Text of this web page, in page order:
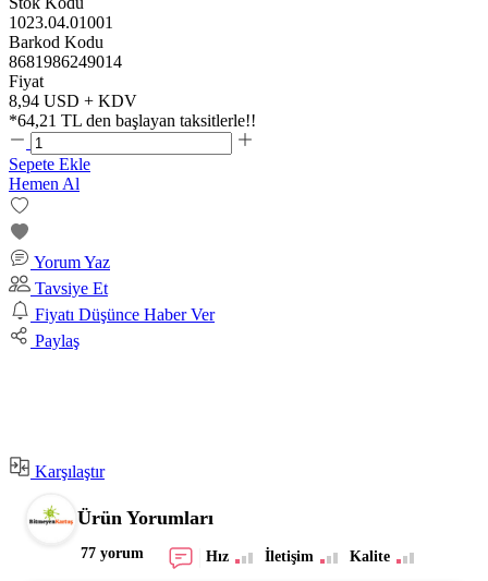
1023.04.01001
Barkod Kodu
8681986249014
Fiyat
8,94 USD + KDV
*64,21 TL den başlayan taksitlerle!!
Sepete Ekle
Hemen Al
Yorum Yaz
Tavsiye Et
Fiyatı Düşünce Haber Ver
Paylaş
Karşılaştır
Ürün Yorumları
77 yorum Hız İletişim Kalite